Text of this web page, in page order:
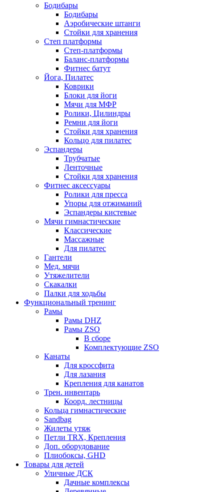
Бодибары
Бодибары
Аэробические штанги
Стойки для хранения
Степ платформы
Степ-платформы
Баланс-платформы
Фитнес батут
Йога, Пилатес
Коврики
Блоки для йоги
Мячи для МФР
Ролики, Цилиндры
Ремни для йоги
Стойки для хранения
Кольцо для пилатес
Эспандеры
Трубчатые
Ленточные
Стойки для хранения
Фитнес аксессуары
Ролики для пресса
Упоры для отжиманий
Эспандеры кистевые
Мячи гимнастические
Классические
Массажные
Для пилатес
Гантели
Мед. мячи
Утяжелители
Скакалки
Палки для ходьбы
Функциональный тренинг
Рамы
Рамы DHZ
Рамы ZSO
В сборе
Комплектующие ZSO
Канаты
Для кроссфита
Для лазания
Крепления для канатов
Трен. инвентарь
Коорд. лестницы
Кольца гимнастические
Sandbag
Жилеты утяж
Петли TRX, Крепления
Доп. оборудование
Плиобоксы, GHD
Товары для детей
Уличные ДСК
Дачные комплексы